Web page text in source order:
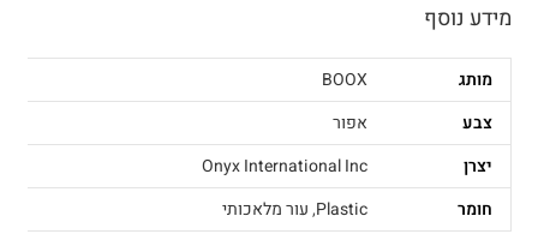
מידע נוסף
מותג
BOOX
צבע
אפור
יצרן
Onyx International Inc
חומר
Plastic
,עור מלאכותי